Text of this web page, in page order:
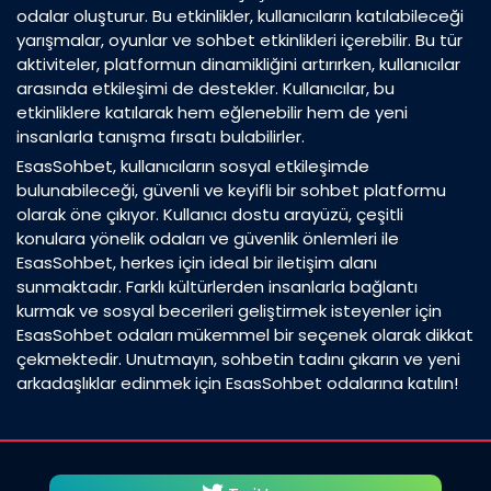
odalar oluşturur. Bu etkinlikler, kullanıcıların katılabileceği
yarışmalar, oyunlar ve sohbet etkinlikleri içerebilir. Bu tür
aktiviteler, platformun dinamikliğini artırırken, kullanıcılar
arasında etkileşimi de destekler. Kullanıcılar, bu
etkinliklere katılarak hem eğlenebilir hem de yeni
insanlarla tanışma fırsatı bulabilirler.
EsasSohbet, kullanıcıların sosyal etkileşimde
bulunabileceği, güvenli ve keyifli bir sohbet platformu
olarak öne çıkıyor. Kullanıcı dostu arayüzü, çeşitli
konulara yönelik odaları ve güvenlik önlemleri ile
EsasSohbet, herkes için ideal bir iletişim alanı
sunmaktadır. Farklı kültürlerden insanlarla bağlantı
kurmak ve sosyal becerileri geliştirmek isteyenler için
EsasSohbet odaları mükemmel bir seçenek olarak dikkat
çekmektedir. Unutmayın, sohbetin tadını çıkarın ve yeni
arkadaşlıklar edinmek için EsasSohbet odalarına katılın!